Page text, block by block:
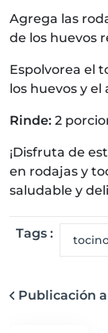
Agrega las
de los huevos
Espolvorea el
los huevos y el
Rinde: 2
¡Disfruta de
en rodajas y
saludable y
Tags :
Publicación